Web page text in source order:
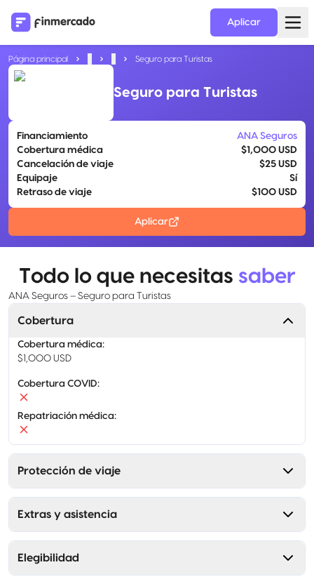
Aplicar
Página principal Seguro para Turistas
Seguro para Turistas
Financiamiento
ANA Seguros
Cobertura médica
$1,000 USD
Cancelación de viaje
$25 USD
Equipaje
Sí
Retraso de viaje
$100 USD
Aplicar
Todo lo que necesitas saber
ANA Seguros – Seguro para Turistas
Cobertura
Cobertura médica:
$1,000 USD
Cobertura COVID:
Repatriación médica:
Protección de viaje
Extras y asistencia
Elegibilidad